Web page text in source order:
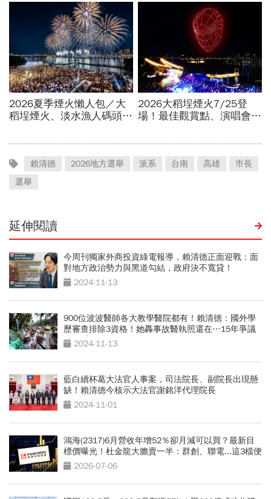
賴清德 2026地方選舉 派系 台南 高雄
市長
選舉
延伸閱讀
今周刊獨家外商投資綠電報導，賴清德正面迎戰：面
對地方政治勢力與黑道勾結，政府決不寬貸！
2024-11-13
900位波波醫師各大教學醫院都有！賴清德：國外學
歷審查排除3資格！她轟事故醫執照還在…15年爭議
一次看
2024-11-13
藍白續杯葛大法官人事案，司法院長、副院長出現懸
缺！賴清德今核示大法官謝銘洋代理院長
2024-11-01
鴻海(2317)6月營收年增52％卻月減可以買？最新目
標價曝光！杜金龍大膽賣一半：群創、聯電...這3檔便
當股更有肉
2026-07-06